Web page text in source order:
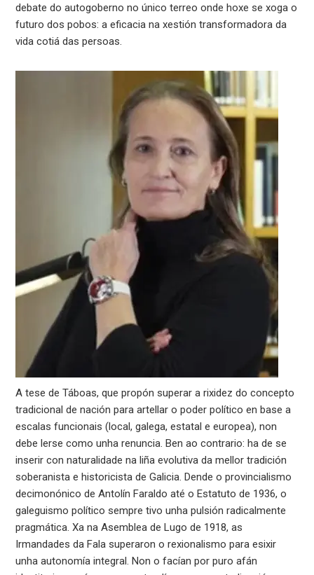
debate do autogoberno no único terreo onde hoxe se xoga o
futuro dos pobos: a eficacia na xestión transformadora da
vida cotiá das persoas.
A tese de Táboas, que propón superar a rixidez do concepto
tradicional de nación para artellar o poder político en base a
escalas funcionais (local, galega, estatal e europea), non
debe lerse como unha renuncia. Ben ao contrario: ha de se
inserir con naturalidade na liña evolutiva da mellor tradición
soberanista e historicista de Galicia. Dende o provincialismo
decimonónico de Antolín Faraldo até o Estatuto de 1936, o
galeguismo político sempre tivo unha pulsión radicalmente
pragmática. Xa na Asemblea de Lugo de 1918, as
Irmandades da Fala superaron o rexionalismo para esixir
unha autonomía integral. Non o facían por puro afán